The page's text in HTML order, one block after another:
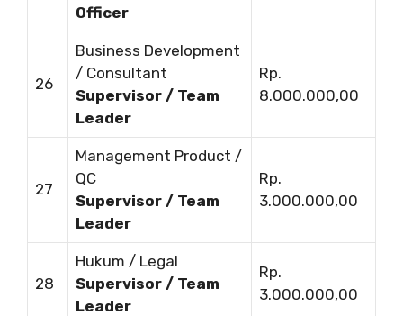
Officer
26
Business Development
/ Consultant
Supervisor / Team
Leader
Rp.
8.000.000,00
27
Management Product /
QC
Supervisor / Team
Leader
Rp.
3.000.000,00
28
Hukum / Legal
Supervisor / Team
Leader
Rp.
3.000.000,00